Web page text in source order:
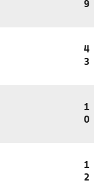
9
4
3
1
0
1
2